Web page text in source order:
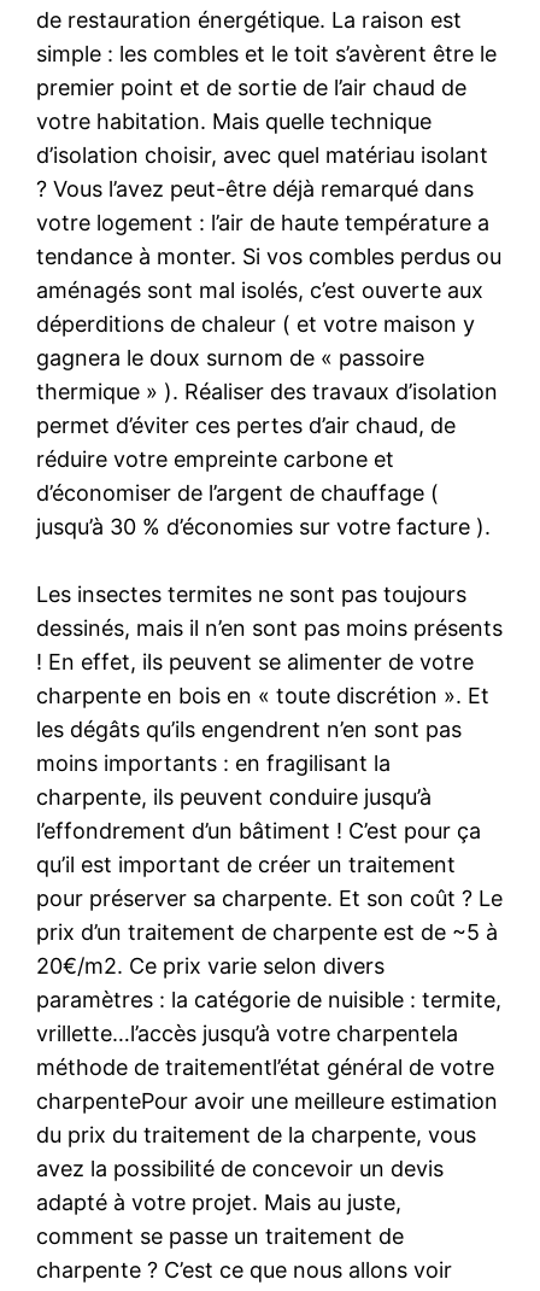
de restauration énergétique. La raison est
simple : les combles et le toit s’avèrent être le
premier point et de sortie de l’air chaud de
votre habitation. Mais quelle technique
d’isolation choisir, avec quel matériau isolant
? Vous l’avez peut-être déjà remarqué dans
votre logement : l’air de haute température a
tendance à monter. Si vos combles perdus ou
aménagés sont mal isolés, c’est ouverte aux
déperditions de chaleur ( et votre maison y
gagnera le doux surnom de « passoire
thermique » ). Réaliser des travaux d’isolation
permet d’éviter ces pertes d’air chaud, de
réduire votre empreinte carbone et
d’économiser de l’argent de chauffage (
jusqu’à 30 % d’économies sur votre facture ).
Les insectes termites ne sont pas toujours
dessinés, mais il n’en sont pas moins présents
! En effet, ils peuvent se alimenter de votre
charpente en bois en « toute discrétion ». Et
les dégâts qu’ils engendrent n’en sont pas
moins importants : en fragilisant la
charpente, ils peuvent conduire jusqu’à
l’effondrement d’un bâtiment ! C’est pour ça
qu’il est important de créer un traitement
pour préserver sa charpente. Et son coût ? Le
prix d’un traitement de charpente est de ~5 à
20€/m2. Ce prix varie selon divers
paramètres : la catégorie de nuisible : termite,
vrillette…l’accès jusqu’à votre charpentela
méthode de traitementl’état général de votre
charpentePour avoir une meilleure estimation
du prix du traitement de la charpente, vous
avez la possibilité de concevoir un devis
adapté à votre projet. Mais au juste,
comment se passe un traitement de
charpente ? C’est ce que nous allons voir